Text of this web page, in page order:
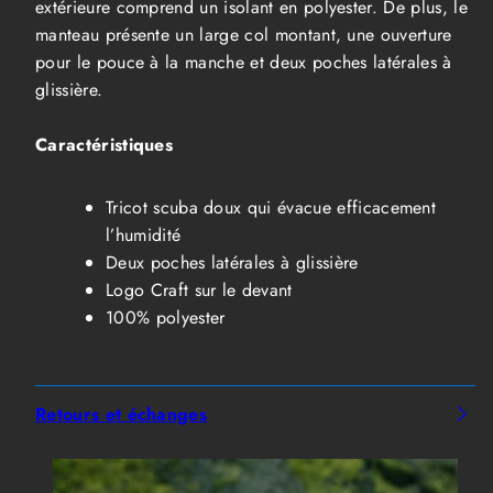
extérieure comprend un isolant en polyester. De plus, le
manteau présente un large col montant, une ouverture
pour le pouce à la manche et deux poches latérales à
glissière.
Caractéristiques
Tricot scuba doux qui évacue efficacement
l’humidité
Deux poches latérales à glissière
Logo Craft sur le devant
100% polyester
Retours et échanges